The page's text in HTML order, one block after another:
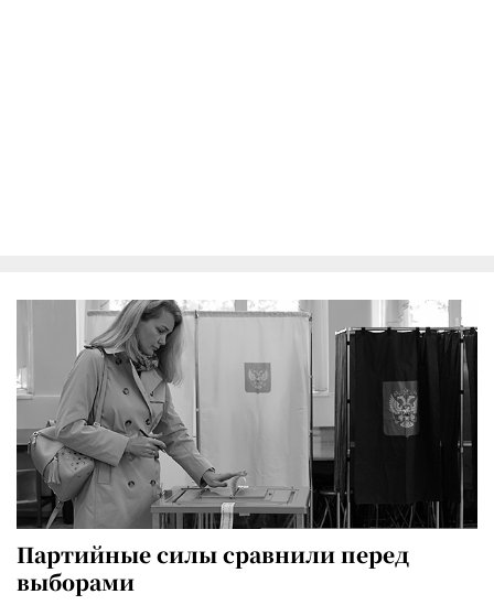
Партийные силы сравнили перед
выборами